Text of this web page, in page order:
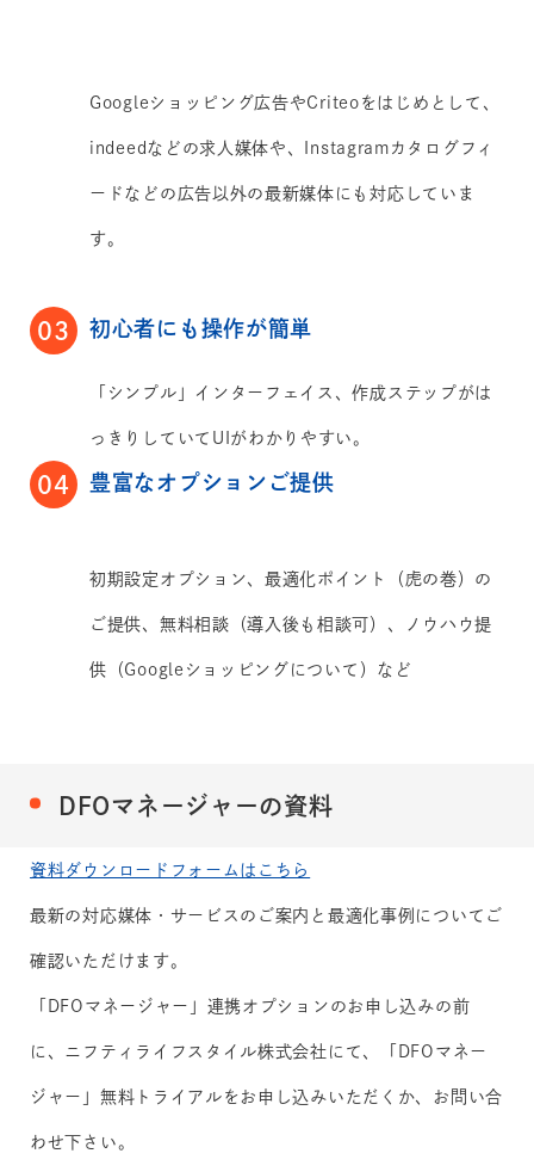
Googleショッピング広告やCriteoをはじめとして、
indeedなどの求人媒体や、Instagramカタログフィ
ードなどの広告以外の最新媒体にも対応していま
す。
03 初心者にも操作が簡単
「シンプル」インターフェイス、作成ステップがは
っきりしていてUIがわかりやすい。
04 豊富なオプションご提供
初期設定オプション、最適化ポイント（虎の巻）の
ご提供、無料相談（導入後も相談可）、ノウハウ提
供（Googleショッピングについて）など
DFOマネージャーの資料
資料ダウンロードフォームはこちら
最新の対応媒体・サービスのご案内と最適化事例についてご
確認いただけます。
「DFOマネージャー」連携オプションのお申し込みの前
に、ニフティライフスタイル株式会社にて、「DFOマネー
ジャー」無料トライアルをお申し込みいただくか、お問い合
わせ下さい。